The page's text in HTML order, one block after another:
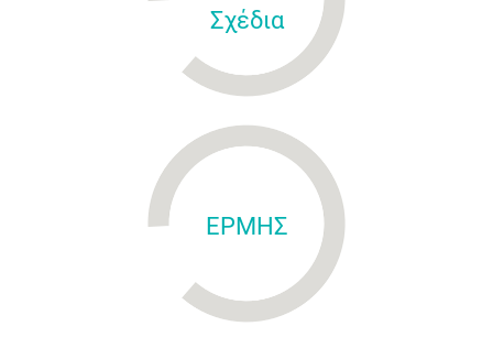
Σχέδια
ΕΡΜΗΣ